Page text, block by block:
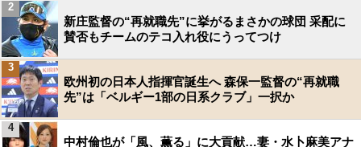
新庄監督の“再就職先”に挙がるまさかの球団 采配に
賛否もチームのテコ入れ役にうってつけ
2
欧州初の日本人指揮官誕生へ 森保一監督の“再就職
先”は「ベルギー1部の日系クラブ」一択か
3
中村倫也が「風、薫る」に大貢献…妻・水卜麻美アナ
4